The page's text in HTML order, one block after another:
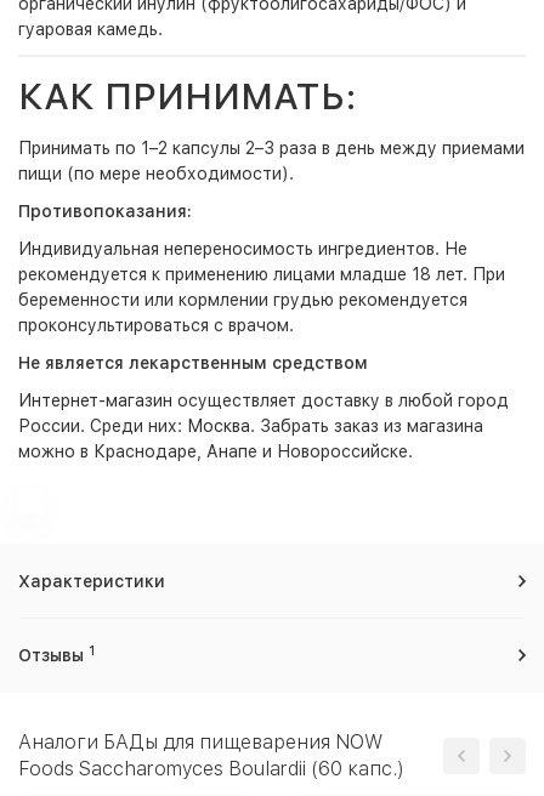
гуаровая камедь.
КАК ПРИНИМАТЬ:
Принимать по 1–2 капсулы 2–3 раза в день между приемами
пищи (по мере необходимости).
Противопоказания:
Индивидуальная непереносимость ингредиентов. Не
рекомендуется к применению лицами младше 18 лет. При
беременности или кормлении грудью рекомендуется
проконсультироваться с врачом.
Не является лекарственным средством
Интернет-магазин осуществляет доставку в любой город
России. Среди них: Москва. Забрать заказ из магазина
можно в Краснодаре, Анапе и Новороссийске.
Характеристики
Отзывы 1
Аналоги БАДы для пищеварения NOW
Foods Saccharomyces Boulardii (60 капс.)